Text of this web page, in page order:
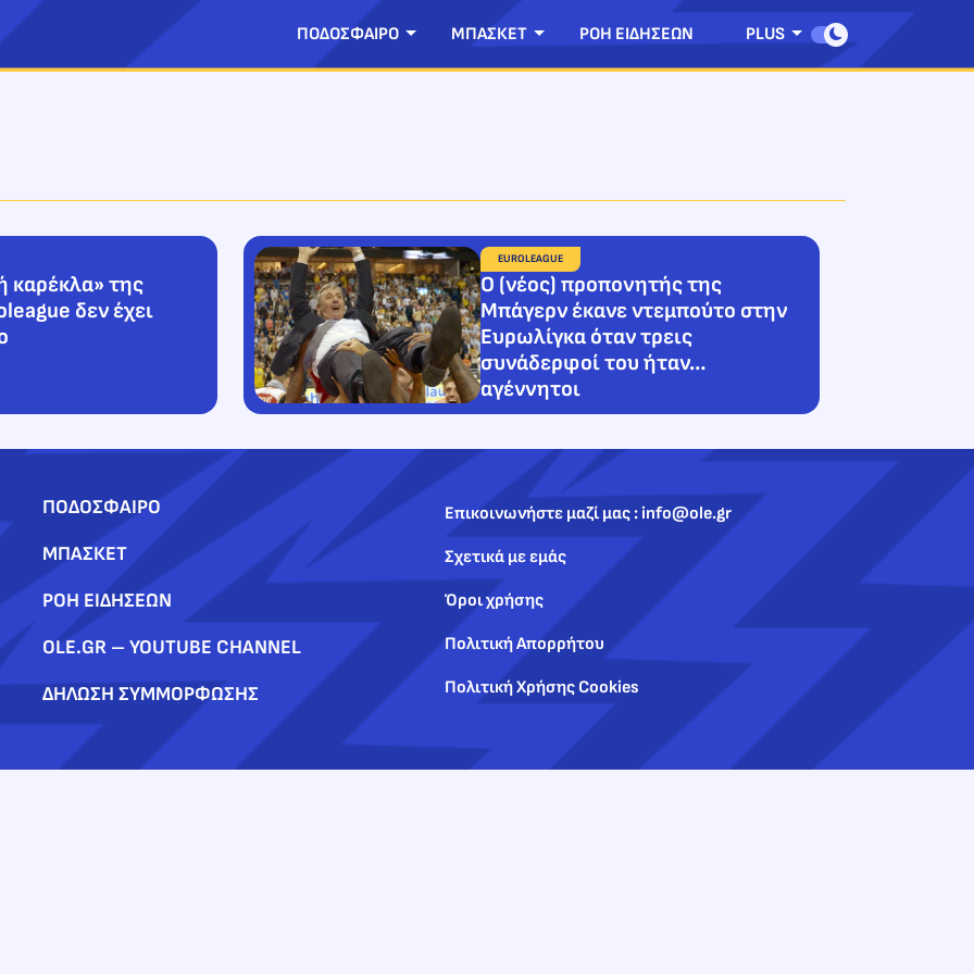
ΠΟΔΟΣΦΑΙΡΟ ΜΠΑΣΚΕΤ ΡΟΗ ΕΙΔΗΣΕΩΝ PLUS
καρέκλα» της
δεν έχει
EUROLEAGUE
Ο (νέος) προπονητής της
Μπάγερν έκανε ντεμπούτο στην
Ευρωλίγκα όταν τρεις
συνάδερφοί του ήταν…
αγέννητοι
ΠΟΔΟΣΦΑΙΡΟ
ΜΠΑΣΚΕΤ
ΡΟΗ ΕΙΔΗΣΕΩΝ
OLE.GR – YOUTUBE CHANNEL
ΔΗΛΩΣΗ ΣΥΜΜΟΡΦΩΣΗΣ
Επικοινωνήστε μαζί μας : info@ole.gr
Σχετικά με εμάς
Όροι χρήσης
Πολιτική Απορρήτου
Πολιτική Χρήσης Cookies